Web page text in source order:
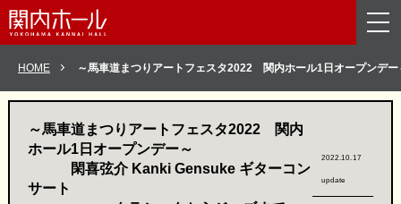
メニューを読み飛ばして本文へスキップ。
HOME ～馬車道まつりアートフェスタ2022 関内ホール1日オープンデー
～馬車道まつりアートフェスタ2022 関内
ホール1日オープンデー～
閑喜弦介 Kanki Gensuke ギターコン
サート
2022.10.17
update